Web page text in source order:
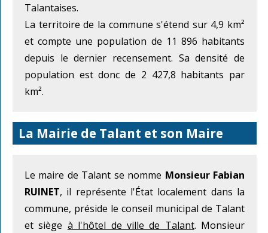
Talantaises.
La territoire de la commune s'étend sur 4,9 km²
et compte une population de 11 896 habitants
depuis le dernier recensement. Sa densité de
population est donc de 2 427,8 habitants par
km².
La Mairie de Talant et son Maire
Le maire de Talant se nomme Monsieur Fabian
RUINET, il représente l'État localement dans la
commune, préside le conseil municipal de Talant
et siège à l'hôtel de ville de Talant. Monsieur